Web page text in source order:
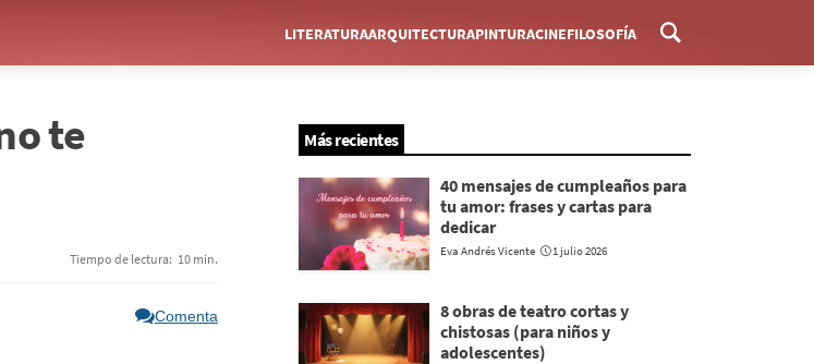
Menú
LITERATURAARQUITECTURAPINTURACINEFILOSOFÍA
te
Tiempo de lectura: 10 min.
Comenta
Más recientes
40 mensajes de cumpleaños para
tu amor: frases y cartas para
dedicar
Eva Andrés Vicente 1 julio 2026
8 obras de teatro cortas y
chistosas (para niños y
adolescentes)